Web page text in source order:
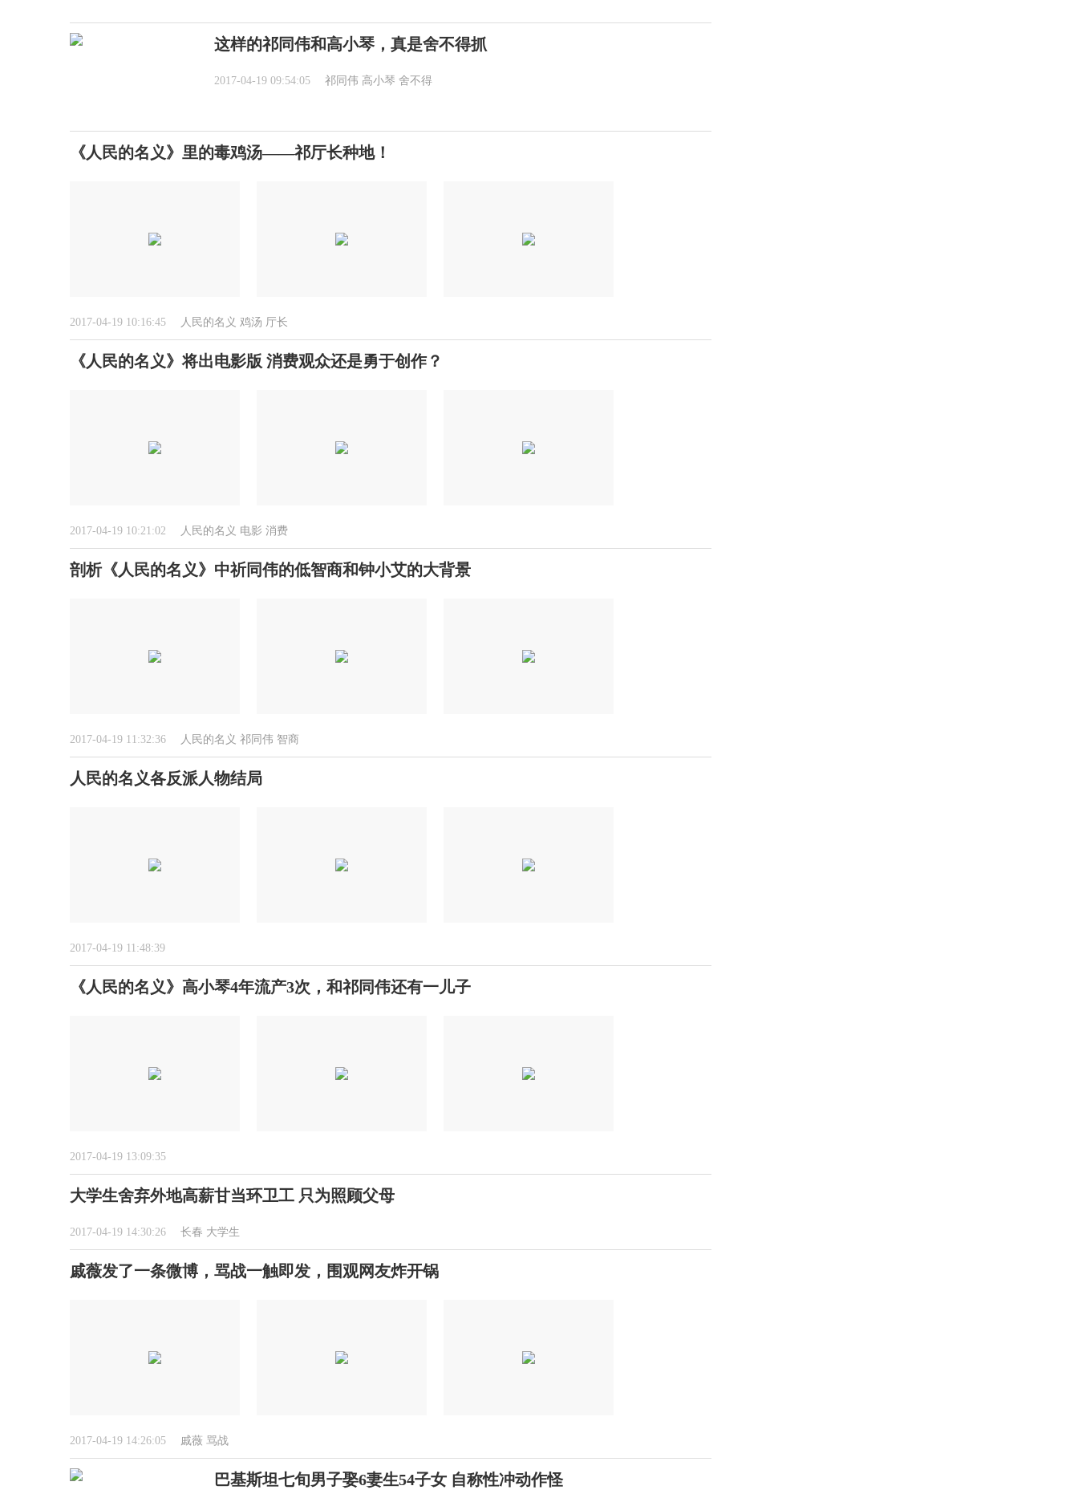
这样的祁同伟和高小琴，真是舍不得抓
2017-04-19 09:54:05 祁同伟 高小琴 舍不得
《人民的名义》里的毒鸡汤——祁厅长种地！
2017-04-19 10:16:45 人民的名义 鸡汤 厅长
《人民的名义》将出电影版 消费观众还是勇于创作？
2017-04-19 10:21:02 人民的名义 电影 消费
剖析《人民的名义》中祈同伟的低智商和钟小艾的大背景
2017-04-19 11:32:36 人民的名义 祁同伟 智商
人民的名义各反派人物结局
2017-04-19 11:48:39
《人民的名义》高小琴4年流产3次，和祁同伟还有一儿子
2017-04-19 13:09:35
大学生舍弃外地高薪甘当环卫工 只为照顾父母
2017-04-19 14:30:26 长春 大学生
戚薇发了一条微博，骂战一触即发，围观网友炸开锅
2017-04-19 14:26:05 戚薇 骂战
巴基斯坦七旬男子娶6妻生54子女 自称性冲动作怪